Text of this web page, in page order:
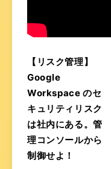
【リスク管理】
Google
Workspace のセ
キュリティリスク
は社内にある。管
理コンソールから
制御せよ！